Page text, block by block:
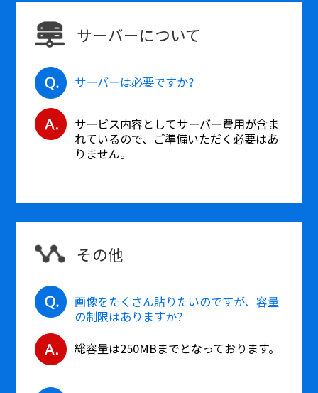
サーバーについて
サーバーは必要ですか?
サービス内容としてサーバー費用が含ま
れているので、ご準備いただく必要はあ
りません。
その他
画像をたくさん貼りたいのですが、容量
の制限はありますか?
総容量は250MBまでとなっております。